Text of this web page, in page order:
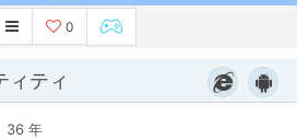
0
ィティ
36 年